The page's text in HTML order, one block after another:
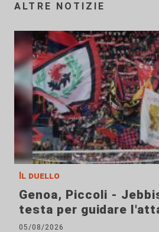
ALTRE NOTIZIE
Il duello
Genoa, Piccoli -
testa per guidare
05/08/2026